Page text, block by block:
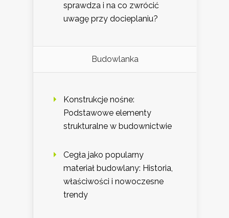
sprawdza i na co zwrócić
uwagę przy docieplaniu?
Budowlanka
Konstrukcje nośne:
Podstawowe elementy
strukturalne w budownictwie
Cegła jako popularny
materiał budowlany: Historia,
właściwości i nowoczesne
trendy